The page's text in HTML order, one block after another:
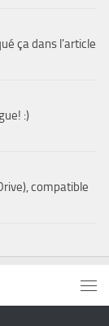
ça dans l'article
:)
compatible